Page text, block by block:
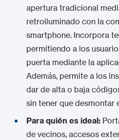
apertura tradicional
retroiluminado con la
smartphone. Incorpora
permitiendo a los
puerta mediante la
Además, permite a los
dar de alta o baja
sin tener que desmontar
Para quién es ideal:
de vecinos, accesos